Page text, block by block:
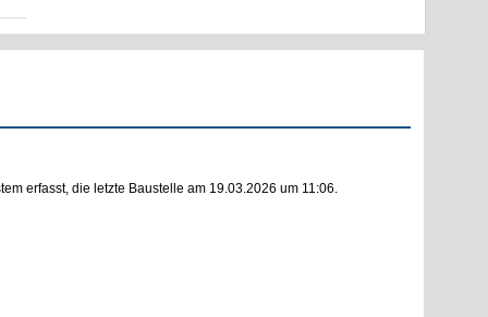
erfasst, die letzte Baustelle am 19.03.2026 um 11:06.